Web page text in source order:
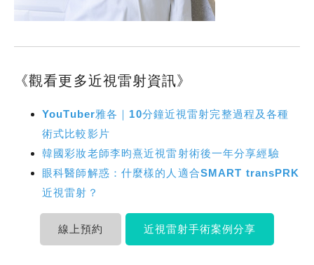
《觀看更多近視雷射資訊》
YouTuber雅各｜10分鐘近視雷射完整過程及各種
術式比較影片
韓國彩妝老師李昀熹近視雷射術後一年分享經驗
眼科醫師解惑：什麼樣的人適合SMART transPRK
近視雷射？
線上預約 近視雷射手術案例分享